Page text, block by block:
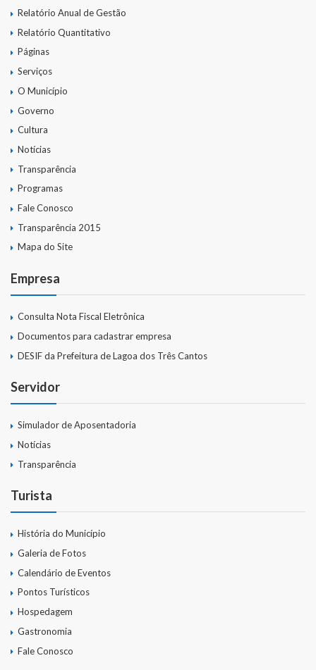
Relatório Anual de Gestão
Relatório Quantitativo
Páginas
Serviços
O Município
Governo
Cultura
Notícias
Transparência
Programas
Fale Conosco
Transparência 2015
Mapa do Site
Empresa
Consulta Nota Fiscal Eletrônica
Documentos para cadastrar empresa
DESIF da Prefeitura de Lagoa dos Três Cantos
Servidor
Simulador de Aposentadoria
Notícias
Transparência
Turista
História do Município
Galeria de Fotos
Calendário de Eventos
Pontos Turísticos
Hospedagem
Gastronomia
Fale Conosco